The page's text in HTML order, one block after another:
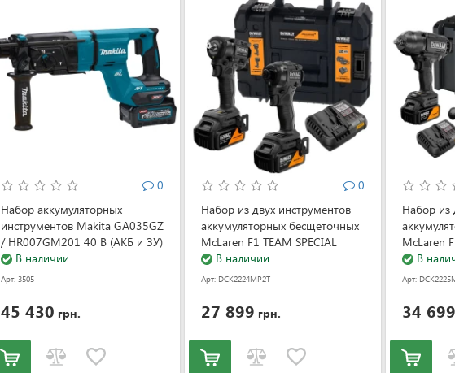
0
Набор аккумуляторных
инструментов Makita GA035GZ
/ HR007GM201 40 В (АКБ и ЗУ)
(SET-HR007GM201-1024)
В наличии
Арт: 3505
45 430 грн.
0
Набор из двух инструментов
аккумуляторных бесщеточных
McLaren F1 TEAM SPECIAL
EDITION DeWALT
DCK2224MP2T (АКБ и ЗУ)
В наличии
Арт: DCK2224MP2T
27 899 грн.
Набор из
McLaren
EDITION
В
Арт:
34 699